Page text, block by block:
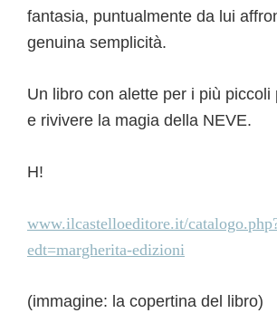
fantasia, puntualmente da lui
genuina semplicità.
Un libro con alette per i più piccoli
e rivivere la magia della NEVE.
H!
www.ilcastelloeditore.it/
edt=margherita-edizioni
(immagine: la copertina del libro)